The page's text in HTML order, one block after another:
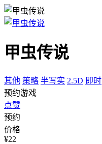
甲虫传说
其他 策略 半写实 2.5D 即时
预约游戏
点赞
预约
价格
¥22